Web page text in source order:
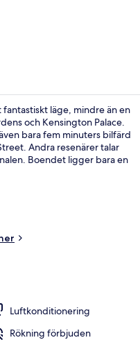
läge, mindre än en
och Kensington Palace.
bara fem minuters bilfärd
Andra resenärer talar
Boendet ligger bara en
Underground
Luftkonditionering
Rökning förbjuden